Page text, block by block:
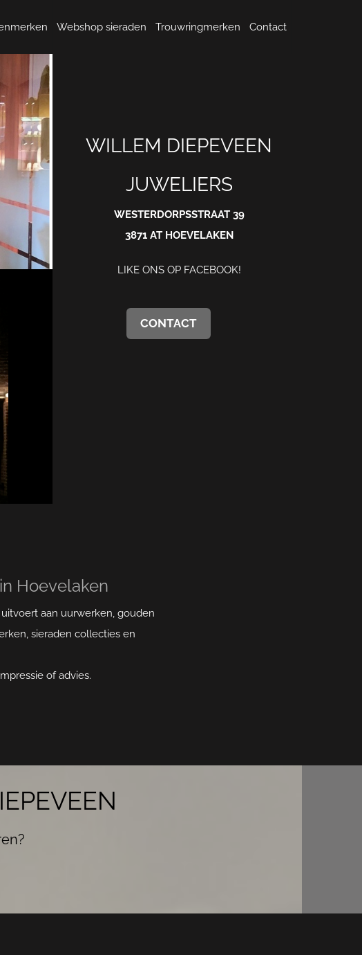
Webshop sieraden Trouwringmerken Contact
WILLEM DIEPEVEEN
JUWELIERS
WESTERDORPSSTRAAT 39
3871 AT HOEVELAKEN
LIKE ONS OP FACEBOOK!
CONTACT
Hoevelaken
aan uurwerken, gouden
sieraden collecties en
of advies.